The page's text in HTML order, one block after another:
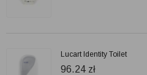
Lucart Identity Toilet
96.24 zł